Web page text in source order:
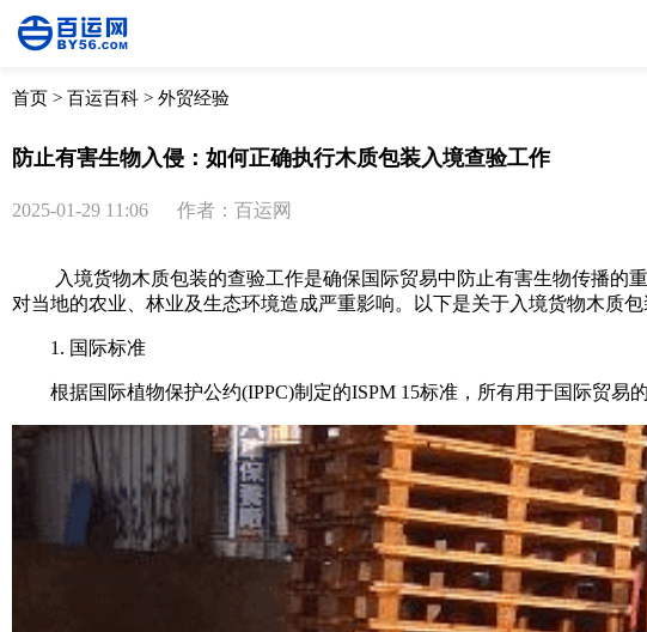
首页 > 百运百科 > 外贸经验
防止有害生物入侵：如何正确执行木质包装入境查验工作
2025-01-29 11:06 作者：百运网
入境货物木质包装的查验工作是确保国际贸易中防止有害生物传播的重
对当地的农业、林业及生态环境造成严重影响。以下是关于入境货物木质包
1. 国际标准
根据国际植物保护公约(IPPC)制定的ISPM 15标准，所有用于国际贸易